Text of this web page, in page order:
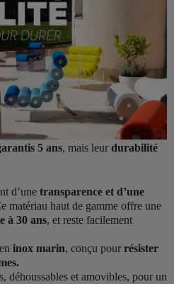
5 ans, mais leur durabilité
d’une transparence et d’une
matériau haut de gamme offre une
à 30 ans, et reste facilement
inox marin, conçu pour résister
déhoussables et amovibles, pour un